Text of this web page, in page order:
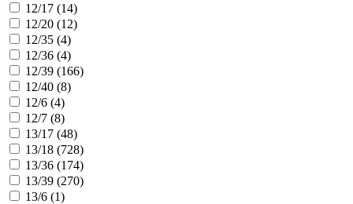
12/17 (14)
12/20 (12)
12/35 (4)
12/36 (4)
12/39 (166)
12/40 (8)
12/6 (4)
12/7 (8)
13/17 (48)
13/18 (728)
13/36 (174)
13/39 (270)
13/6 (1)